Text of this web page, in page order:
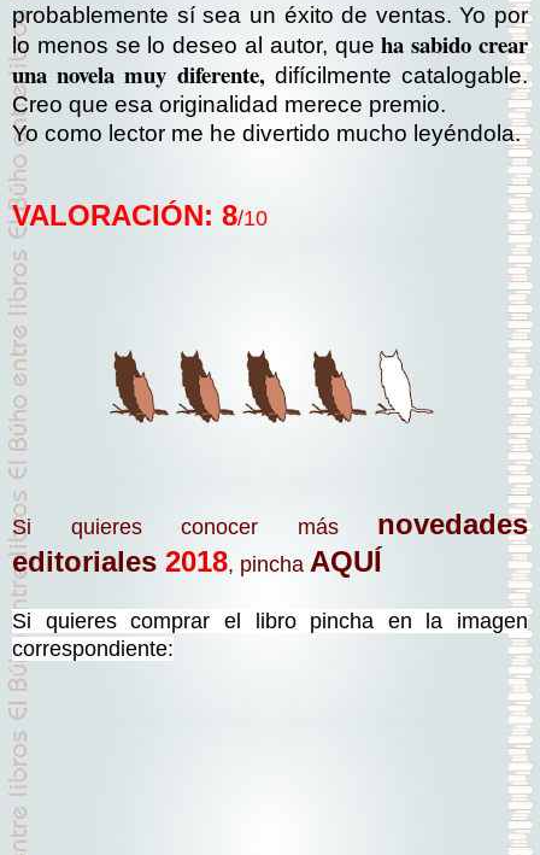
probablemente sí sea un éxito de ventas. Yo por
lo menos se lo deseo al autor, queha sabido crear
una novela muy diferente, difícilmente catalogable.
Creo que esa originalidad merece premio.
Yo como lector me he divertido mucho leyéndola.
VALORACIÓN: 8/10
Si quieres conocer más novedades
editoriales 2018, pincha AQUÍ
Si quieres comprar el libro pincha en la imagen
correspondiente: